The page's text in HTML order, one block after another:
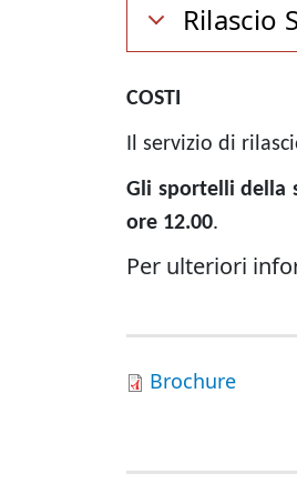
Rilascio
COSTI
Il servizio di
Gli sportelli della
ore 12.00.
Per ulteriori
Brochure